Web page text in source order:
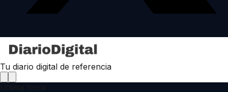
Tu diario digital de referencia